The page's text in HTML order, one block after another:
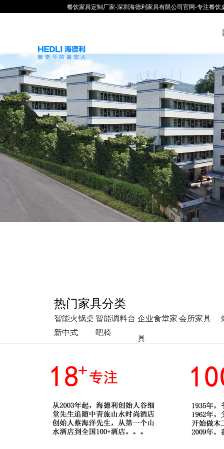
餐饮家具定制厂家-深圳海德利家具有限公司官网-专注餐饮
热门家具分类
智能火锅桌 智能调料台 企业食堂家
具
会所家具
新中式
吧椅